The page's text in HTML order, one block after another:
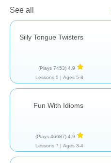
See all
Silly Tongue Twisters
4.9
(7453 Plays)
Ages 5-8 |
5 Lessons
Fun With Idioms
4.9
(46687 Plays)
Ages 3-4 |
7 Lessons